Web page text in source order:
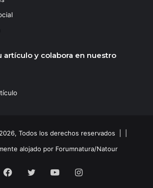
artículo y colabora en nuestro
Todos los derechos reservados | |
alojado por Forumnatura/Natour
Facebook
TwitterYouTubeInstagram